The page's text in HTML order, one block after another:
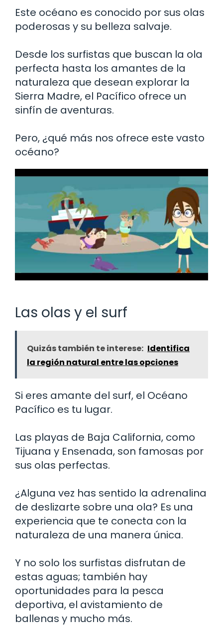
Este océano es conocido por sus olas
poderosas y su belleza salvaje.
Desde los surfistas que buscan la ola
perfecta hasta los amantes de la
naturaleza que desean explorar la
Sierra Madre, el Pacífico ofrece un
sinfín de aventuras.
Pero, ¿qué más nos ofrece este vasto
océano?
Las olas y el surf
Quizás también te interese: Identifica
la región natural entre las opciones
Si eres amante del surf, el Océano
Pacífico es tu lugar.
Las playas de Baja California, como
Tijuana y Ensenada, son famosas por
sus olas perfectas.
¿Alguna vez has sentido la adrenalina
de deslizarte sobre una ola? Es una
experiencia que te conecta con la
naturaleza de una manera única.
Y no solo los surfistas disfrutan de
estas aguas; también hay
oportunidades para la pesca
deportiva, el avistamiento de
ballenas y mucho más.